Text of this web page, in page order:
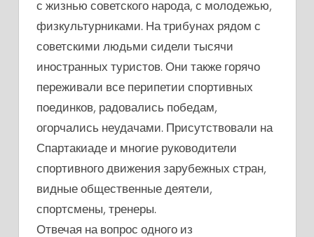
с жизнью советского народа, с молодежью,
физкультурниками. На трибунах рядом с
советскими людьми сидели тысячи
иностранных туристов. Они также горячо
переживали все перипетии спортивных
поединков, радовались победам,
огорчались неудачами. Присутствовали на
Спартакиаде и многие руководители
спортивного движения зарубежных стран,
видные общественные деятели,
спортсмены, тренеры.
Отвечая на вопрос одного из